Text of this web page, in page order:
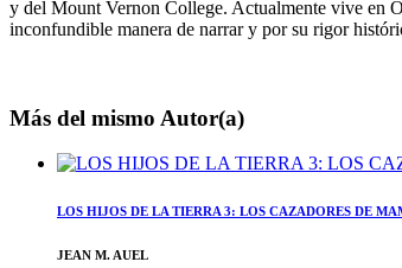
y del Mount Vernon College. Actualmente vive en
inconfundible manera de narrar y por su rigor
Más del mismo Autor(a)
LOS HIJOS DE LA TIERRA 3: LOS CAZADORES DE
JEAN M. AUEL